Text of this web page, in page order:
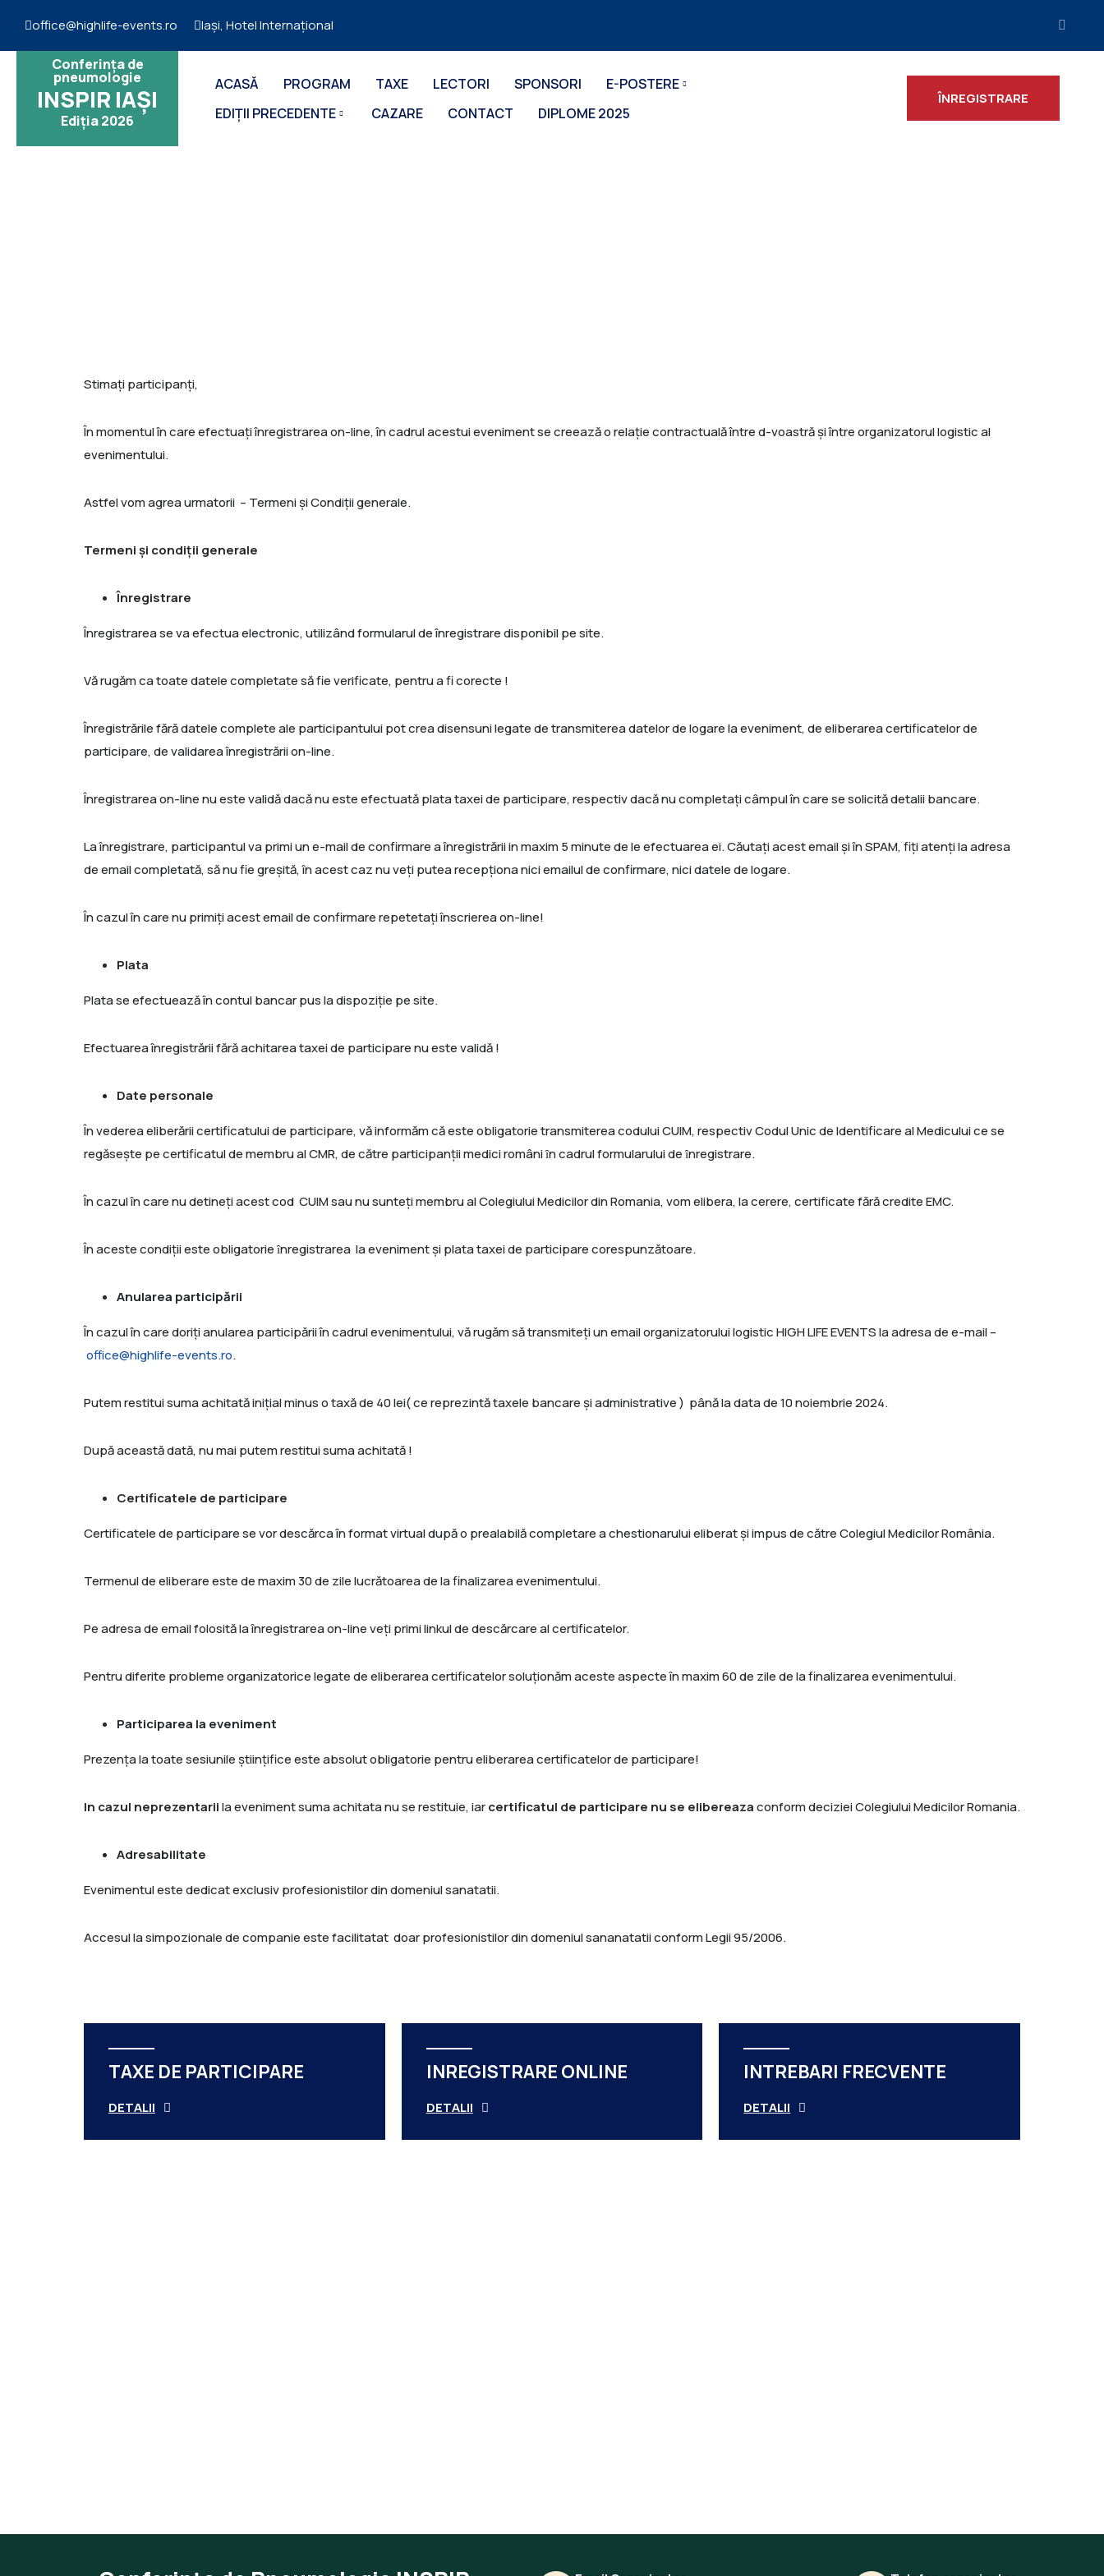
office@highlife-events.ro Iași, Hotel Internațional
Conferința de
pneumologie
INSPIR IAȘI
Ediția 2026
ACASĂ PROGRAM TAXE LECTORI SPONSORI
E-POSTERE
EDIȚII PRECEDENTE
CAZARE CONTACT DIPLOME 2025
ÎNREGISTRARE
Stimați participanți,
În momentul în care efectuați înregistrarea on-line, în cadrul acestui eveniment se creează o relație contractuală între d-voastră și între organizatorul logistic al
evenimentului.
Astfel vom agrea urmatorii – Termeni și Condiții generale.
Termeni și condiții generale
Înregistrare
Înregistrarea se va efectua electronic, utilizând formularul de înregistrare disponibil pe site.
Vă rugăm ca toate datele completate să fie verificate, pentru a fi corecte !
Înregistrările fără datele complete ale participantului pot crea disensuni legate de transmiterea datelor de logare la eveniment, de eliberarea certificatelor de
participare, de validarea înregistrării on-line.
Înregistrarea on-line nu este validă dacă nu este efectuată plata taxei de participare, respectiv dacă nu completați câmpul în care se solicită detalii bancare.
La înregistrare, participantul va primi un e-mail de confirmare a înregistrării in maxim 5 minute de le efectuarea ei. Căutați acest email și în SPAM, fiți atenți la adresa
de email completată, să nu fie greșită, în acest caz nu veți putea recepționa nici emailul de confirmare, nici datele de logare.
În cazul în care nu primiți acest email de confirmare repetetați înscrierea on-line!
Plata
Plata se efectuează în contul bancar pus la dispoziție pe site.
Efectuarea înregistrării fără achitarea taxei de participare nu este validă !
Date personale
În vederea eliberării certificatului de participare, vă informăm că este obligatorie transmiterea codului CUIM, respectiv Codul Unic de Identificare al Medicului ce se
regăsește pe certificatul de membru al CMR, de către participanții medici români ȋn cadrul formularului de ȋnregistrare.
În cazul în care nu detineți acest cod CUIM sau nu sunteți membru al Colegiului Medicilor din Romania, vom elibera, la cerere, certificate fără credite EMC.
În aceste condiții este obligatorie ȋnregistrarea la eveniment şi plata taxei de participare corespunzătoare.
Anularea participării
În cazul în care doriți anularea participării în cadrul evenimentului, vă rugăm să transmiteți un email organizatorului logistic HIGH LIFE EVENTS la adresa de e-mail –
office@highlife-events.ro.
Putem restitui suma achitată inițial minus o taxă de 40 lei( ce reprezintă taxele bancare și administrative ) până la data de 10 noiembrie 2024.
După această dată, nu mai putem restitui suma achitată !
Certificatele de participare
Certificatele de participare se vor descărca în format virtual după o prealabilă completare a chestionarului eliberat și impus de către Colegiul Medicilor România.
Termenul de eliberare este de maxim 30 de zile lucrătoarea de la finalizarea evenimentului.
Pe adresa de email folosită la înregistrarea on-line veți primi linkul de descărcare al certificatelor.
Pentru diferite probleme organizatorice legate de eliberarea certificatelor soluționăm aceste aspecte în maxim 60 de zile de la finalizarea evenimentului.
Participarea la eveniment
Prezența la toate sesiunile științifice este absolut obligatorie pentru eliberarea certificatelor de participare!
In cazul neprezentariila eveniment suma achitata nu se restituie, iarcertificatul de participare nu se elibereazaconform deciziei Colegiului Medicilor Romania.
Adresabilitate
Evenimentul este dedicat exclusiv profesionistilor din domeniul sanatatii.
Accesul la simpozionale de companie este facilitatat doar profesionistilor din domeniul sananatatii conform Legii 95/2006.
TAXE DE PARTICIPARE
DETALII
INREGISTRARE ONLINE
DETALII
INTREBARI FRECVENTE
DETALII